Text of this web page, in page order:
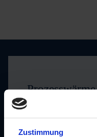
Zustimmung
Unsere Online-